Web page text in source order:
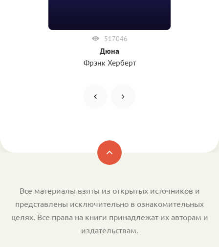
517046
Дюна
Фрэнк Херберт
Все материалы взяты из открытых источников и
представлены исключительно в ознакомительных
целях. Все права на книги принадлежат их авторам и
издательствам.